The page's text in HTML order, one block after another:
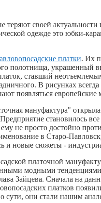
теряют своей
одежде это юбки-
платки. Их
полотнища,
ставший
В рисунках
появляться
мануфактура"
становилось
не просто достойно
в Старо-
и новые сюжеты -
платочной
модными
Зайцева. Сначала на
платков
они стали нашим